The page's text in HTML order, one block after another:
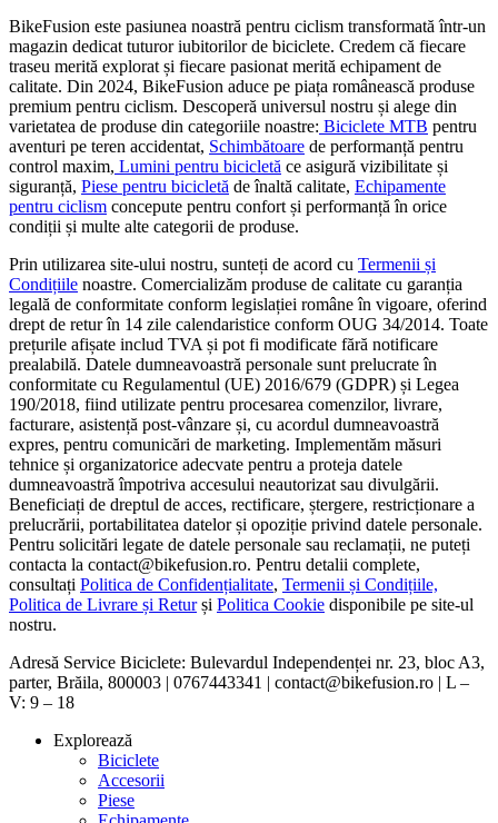
BikeFusion este pasiunea noastră pentru ciclism transformată într-un
magazin dedicat tuturor iubitorilor de biciclete. Credem că fiecare
traseu merită explorat și fiecare pasionat merită echipament de
calitate. Din 2024, BikeFusion aduce pe piața românească produse
premium pentru ciclism. Descoperă universul nostru și alege din
varietatea de produse din categoriile noastre: Biciclete MTB pentru
aventuri pe teren accidentat, Schimbătoare de performanță pentru
control maxim, Lumini pentru bicicletă ce asigură vizibilitate și
siguranță, Piese pentru bicicletă de înaltă calitate, Echipamente
pentru ciclism concepute pentru confort și performanță în orice
condiții și multe alte categorii de produse.
Prin utilizarea site-ului nostru, sunteți de acord cu Termenii și
Condițiile noastre. Comercializăm produse de calitate cu garanția
legală de conformitate conform legislației române în vigoare, oferind
drept de retur în 14 zile calendaristice conform OUG 34/2014. Toate
prețurile afișate includ TVA și pot fi modificate fără notificare
prealabilă. Datele dumneavoastră personale sunt prelucrate în
conformitate cu Regulamentul (UE) 2016/679 (GDPR) și Legea
190/2018, fiind utilizate pentru procesarea comenzilor, livrare,
facturare, asistență post-vânzare și, cu acordul dumneavoastră
expres, pentru comunicări de marketing. Implementăm măsuri
tehnice și organizatorice adecvate pentru a proteja datele
dumneavoastră împotriva accesului neautorizat sau divulgării.
Beneficiați de dreptul de acces, rectificare, ștergere, restricționare a
prelucrării, portabilitatea datelor și opoziție privind datele personale.
Pentru solicitări legate de datele personale sau reclamații, ne puteți
contacta la contact@bikefusion.ro. Pentru detalii complete,
consultați Politica de Confidențialitate, Termenii și Condițiile,
Politica de Livrare și Returși Politica Cookie disponibile pe site-ul
nostru.
Adresă Service Biciclete: Bulevardul Independenței nr. 23, bloc A3,
parter, Brăila, 800003 | 0767443341 | contact@bikefusion.ro | L –
V: 9 – 18
Explorează
Biciclete
Accesorii
Piese